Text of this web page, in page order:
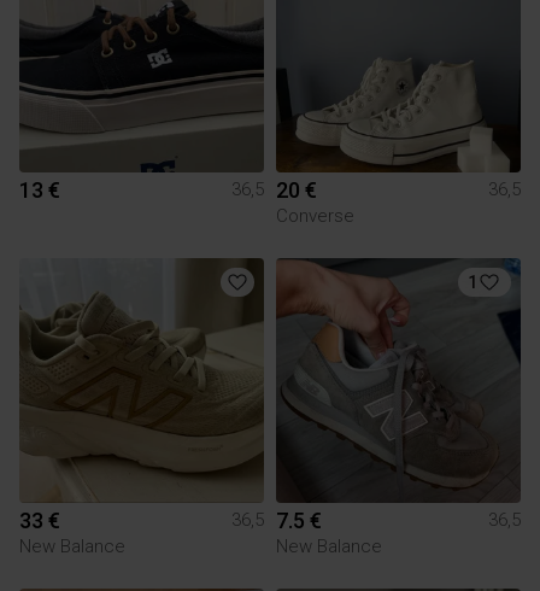
13 € 36,5 20 €
36,5
Converse
33 €
36,5
New Balance
1
7.5 €
36,5
New Balance